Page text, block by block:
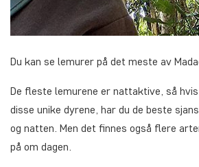
Du kan se lemurer på det meste av
De fleste lemurene er nattaktive, så
disse unike dyrene, har du de beste
og natten. Men det finnes også flere
på om dagen.